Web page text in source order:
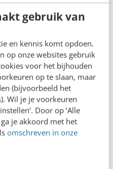
gebruik van
en kennis komt opdoen.
op onze websites gebruik
voor het bijhouden
op te slaan, maar
(bijvoorbeeld het
Wil je je voorkeuren
Door op ‘Alle
je akkoord met het
omschreven in onze
te
constateert dat veel
mee hebben omdat
zijn, die soms
opereren maar
zelfs
ligt in het